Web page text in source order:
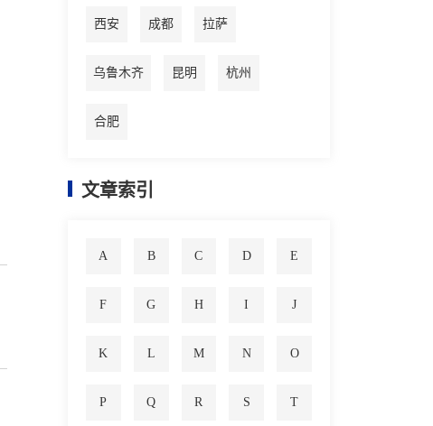
西安 成都 拉萨
乌鲁木齐 昆明 杭州
合肥
文章索引
A B C D E
F G H I J
K L M N O
P Q R S T